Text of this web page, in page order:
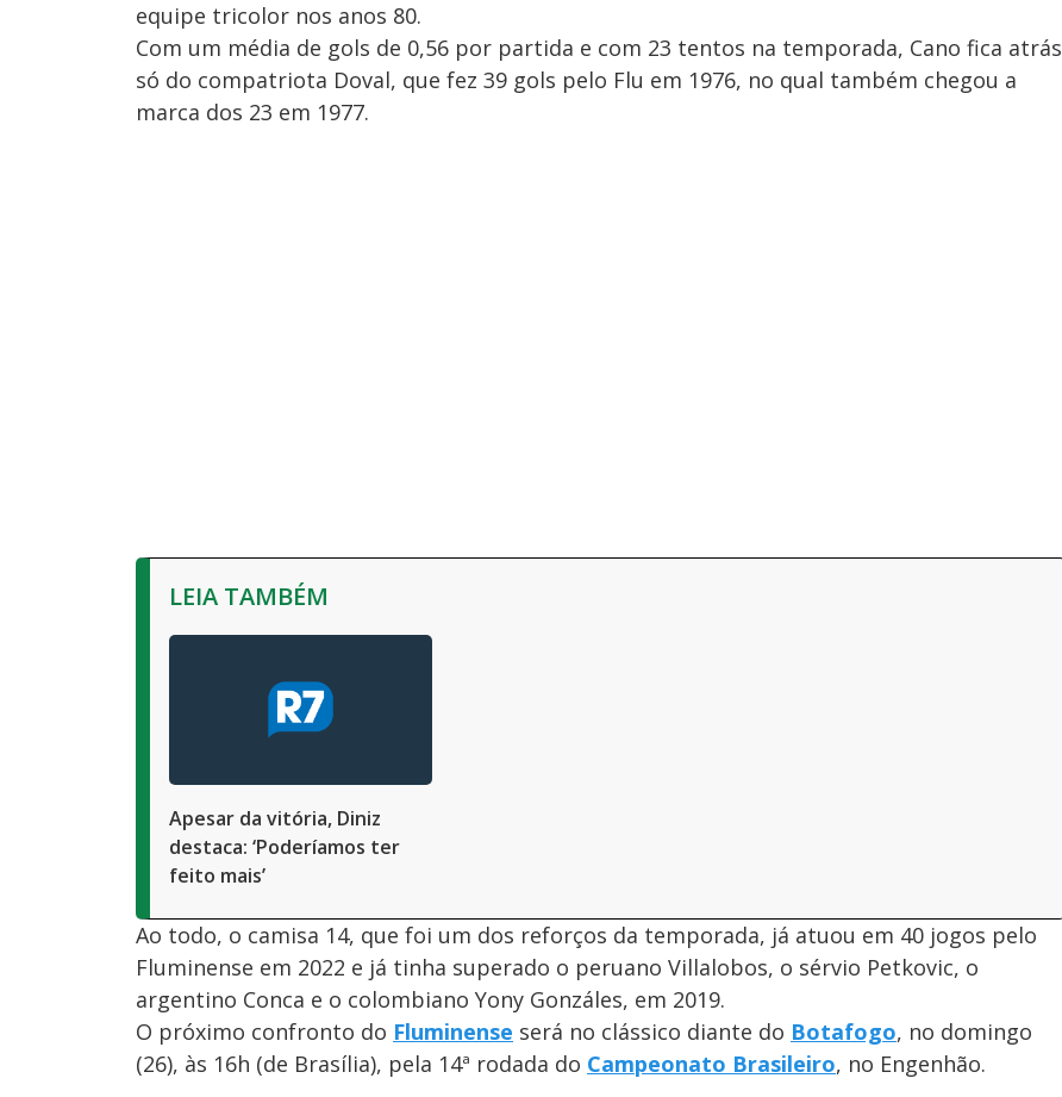
equipe tricolor nos anos 80.
Com um média de gols de 0,56 por partida e com 23 tentos na temporada, Cano fica atrás
só do compatriota Doval, que fez 39 gols pelo Flu em 1976, no qual também chegou a
marca dos 23 em 1977.
LEIA TAMBÉM
Apesar da vitória, Diniz
destaca: ‘Poderíamos ter
feito mais’
Ao todo, o camisa 14, que foi um dos reforços da temporada, já atuou em 40 jogos pelo
Fluminense em 2022 e já tinha superado o peruano Villalobos, o sérvio Petkovic, o
argentino Conca e o colombiano Yony Gonzáles, em 2019.
O próximo confronto do Fluminense será no clássico diante do Botafogo, no domingo
(26), às 16h (de Brasília), pela 14ª rodada do Campeonato Brasileiro, no Engenhão.